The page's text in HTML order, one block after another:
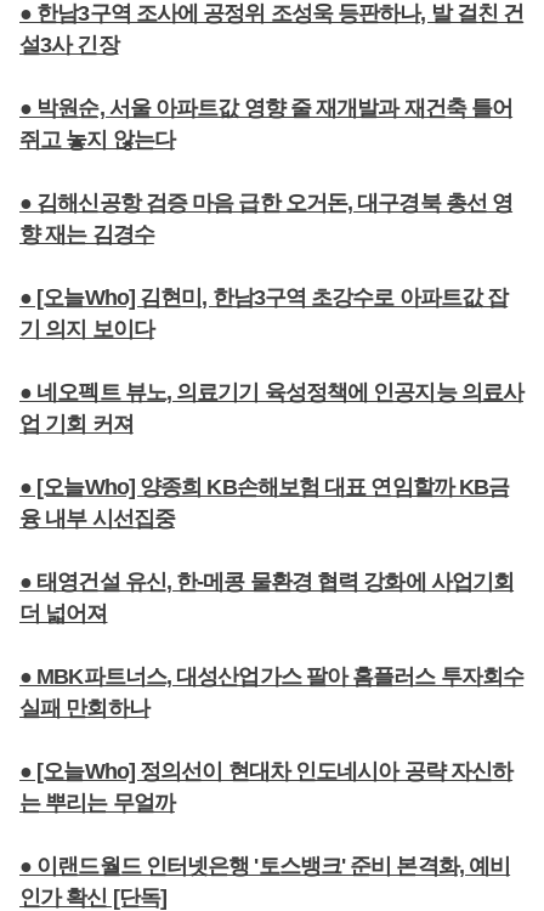
● 한남3구역 조사에 공정위 조성욱 등판하나, 발 걸친 건
설3사 긴장
● 박원순, 서울 아파트값 영향 줄 재개발과 재건축 틀어
쥐고 놓지 않는다
● 김해신공항 검증 마음 급한 오거돈, 대구경북 총선 영
향 재는 김경수
● [오늘Who] 김현미, 한남3구역 초강수로 아파트값 잡
기 의지 보이다
● 네오펙트 뷰노, 의료기기 육성정책에 인공지능 의료사
업 기회 커져
● [오늘Who] 양종희 KB손해보험 대표 연임할까 KB금
융 내부 시선집중
● 태영건설 유신, 한-메콩 물환경 협력 강화에 사업기회
더 넓어져
● MBK파트너스, 대성산업가스 팔아 홈플러스 투자회수
실패 만회하나
● [오늘Who] 정의선이 현대차 인도네시아 공략 자신하
는 뿌리는 무얼까
● 이랜드월드 인터넷은행 '토스뱅크' 준비 본격화, 예비
인가 확신 [단독]